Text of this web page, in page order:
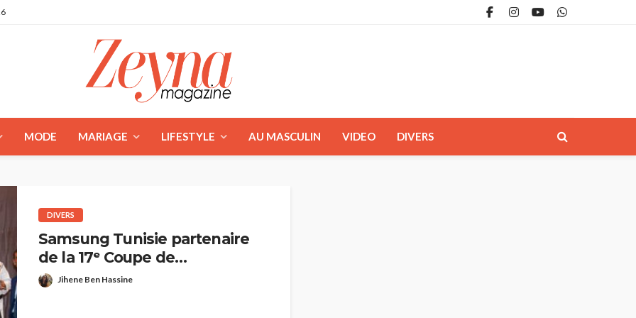
MODE MARIAGE LIFESTYLE AU MASCULIN VIDEO DIVERS
DIVERS
Samsung Tunisie partenaire
de la 17ᵉ Coupe de
l’Ambassadeur et de la 1ʳᵉ
Jihene Ben Hassine